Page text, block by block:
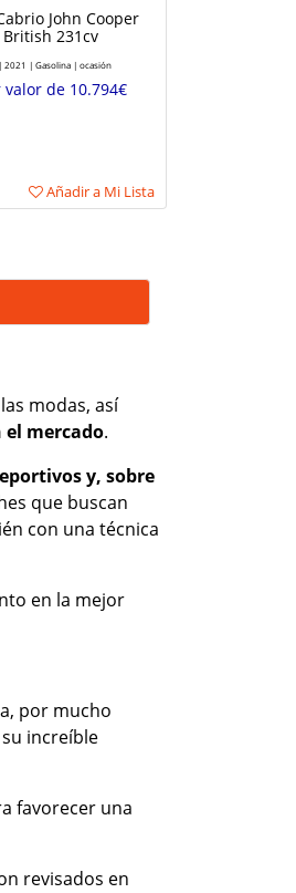
John Cooper
British 231cv
2021 | Gasolina | ocasión
valor de 10.794€
Añadir a Mi Lista
modas, así
mercado.
y, sobre
que buscan
con una técnica
en la mejor
por mucho
increíble
favorecer una
revisados en